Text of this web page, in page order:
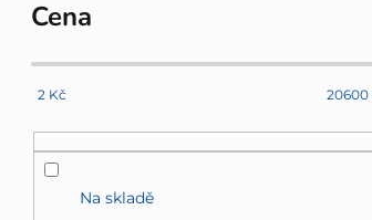
l
Cena
2 Kč 20600
Na skladě